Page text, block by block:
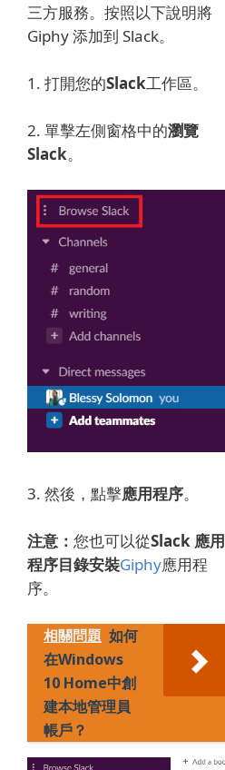
三方服務。 按照以下說明將
Giphy 添加到 Slack。
1. 打開您的Slack工作區。
2. 單擊左側窗格中的瀏覽
Slack。
3. 然後，點擊應用程序。
注意： 您也可以從Slack 應用
程序目錄安裝Giphy應用程
序。
相關問題 如何
在Windows
10 Home中創
建本地管理員
帳戶？